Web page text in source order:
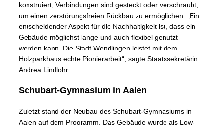
konstruiert, Verbindungen sind gesteckt oder verschraubt,
um einen zerstörungsfreien Rückbau zu ermöglichen. „Ein
entscheidender Aspekt für die Nachhaltigkeit ist, dass ein
Gebäude möglichst lange und auch flexibel genutzt
werden kann. Die Stadt Wendlingen leistet mit dem
Holzparkhaus echte Pionierarbeit“, sagte Staatssekretärin
Andrea Lindlohr.
Schubart-Gymnasium in Aalen
Zuletzt stand der Neubau des Schubart-Gymnasiums in
Aalen auf dem Programm. Das Gebäude wurde als Low-